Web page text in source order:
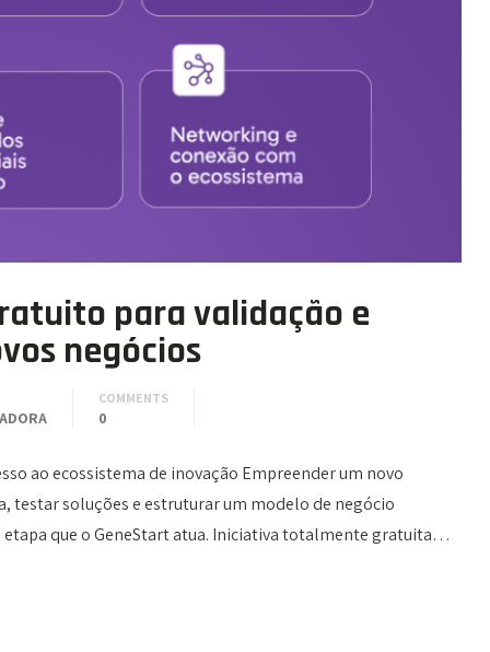
para validação e
negócios
COMMENTS
0
ao ecossistema de inovação Empreender um novo
testar soluções e estruturar um modelo de negócio
que o GeneStart atua. Iniciativa totalmente gratuita…